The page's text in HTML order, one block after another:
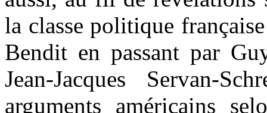
la classe politique
Bendit en passant par
Jean-Jacques Servan-
arguments américains